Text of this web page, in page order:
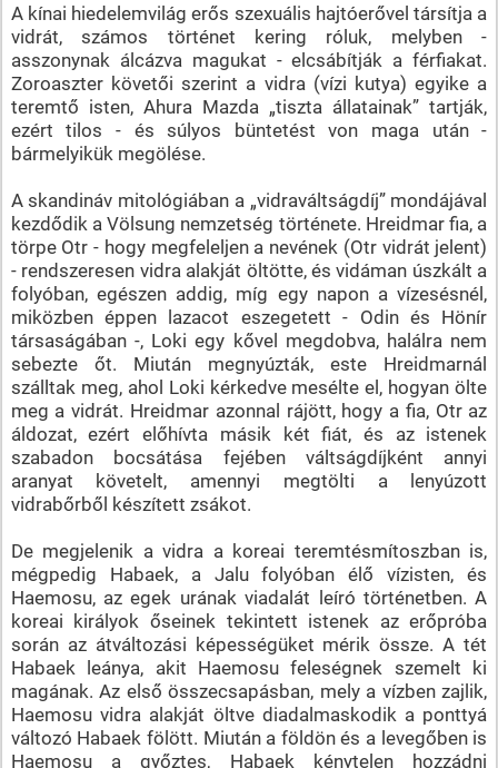
A kínai hiedelemvilág erős szexuális hajtóerővel társítja a
vidrát, számos történet kering róluk, melyben -
asszonynak álcázva magukat - elcsábítják a férfiakat.
Zoroaszter követői szerint a vidra (vízi kutya) egyike a
teremtő isten, Ahura Mazda „tiszta állatainak” tartják,
ezért tilos - és súlyos büntetést von maga után -
bármelyikük megölése.
A skandináv mitológiában a „vidraváltságdíj” mondájával
kezdődik a Völsung nemzetség története. Hreidmar fia, a
törpe Otr - hogy megfeleljen a nevének (Otr vidrát jelent)
- rendszeresen vidra alakját öltötte, és vidáman úszkált a
folyóban, egészen addig, míg egy napon a vízesésnél,
miközben éppen lazacot eszegetett - Odin és Hönír
társaságában -, Loki egy kővel megdobva, halálra nem
sebezte őt. Miután megnyúzták, este Hreidmarnál
szálltak meg, ahol Loki kérkedve mesélte el, hogyan ölte
meg a vidrát. Hreidmar azonnal rájött, hogy a fia, Otr az
áldozat, ezért előhívta másik két fiát, és az istenek
szabadon bocsátása fejében váltságdíjként annyi
aranyat követelt, amennyi megtölti a lenyúzott
vidrabőrből készített zsákot.
De megjelenik a vidra a koreai teremtésmítoszban is,
mégpedig Habaek, a Jalu folyóban élő vízisten, és
Haemosu, az egek urának viadalát leíró történetben. A
koreai királyok őseinek tekintett istenek az erőpróba
során az átváltozási képességüket mérik össze. A tét
Habaek leánya, akit Haemosu feleségnek szemelt ki
magának. Az első összecsapásban, mely a vízben zajlik,
Haemosu vidra alakját öltve diadalmaskodik a ponttyá
változó Habaek fölött. Miután a földön és a levegőben is
Haemosu a győztes, Habaek kénytelen hozzádni